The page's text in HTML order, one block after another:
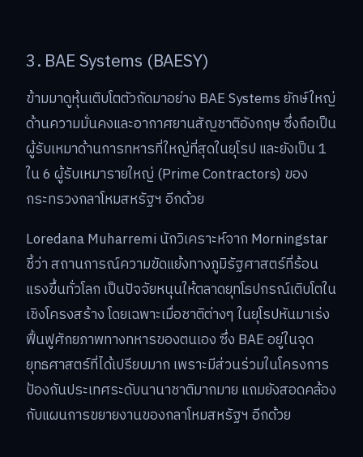
3. BAE Systems (BAESY)
ข้ามมาดูหุ้นเติบโตตัวถัดมาอย่าง BAE Systems ยักษ์ใหญ่
ด้านความมั่นคงและอากาศยานสัญชาติอังกฤษ ซึ่งถือเป็น
ผู้รับเหมาด้านการทหารที่ใหญ่ที่สุดในยุโรป และยังเป็น 1
ใน 6 ผู้รับเหมารายใหญ่ (Prime Contractors) ของ
กระทรวงกลาโหมสหรัฐฯ อีกด้วย
Loredana Muharremi นักวิเคราะห์จาก Morningstar
ชี้ว่า สถานการณ์ความขัดแย้งทางภูมิรัฐศาสตร์ที่ร้อน
แรงขึ้นทั่วโลก เป็นปัจจัยหนุนให้ตลาดยุทโธปกรณ์เติบโตใน
เชิงโครงสร้าง โดยเฉพาะเมื่อชาติต่างๆ ในยุโรปหันมาเร่ง
ฟื้นฟูศักยภาพทางทหารของตนเอง ซึ่ง BAE อยู่ในจุด
ยุทธศาสตร์ที่ได้เปรียบมาก เพราะมีส่วนร่วมในโครงการ
ป้องกันประเทศระดับนานาชาติมากมาย แถมยังสอดคล้อง
กับแผนการขยายงานของกลาโหมสหรัฐฯ อีกด้วย